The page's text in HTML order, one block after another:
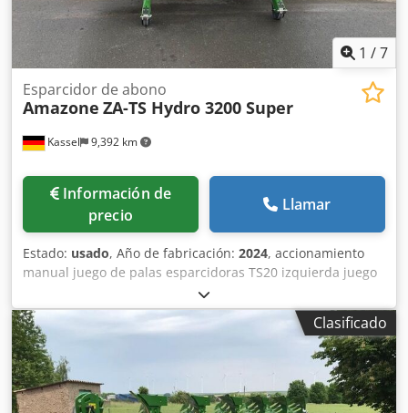
1 /7
Kassel 9,392 km
Esparcidor de abono
Amazone ZA-TS Hydro 3200 Super
Información de
precio
Llamar
Estado: usado, Año de fabricación: 2024, accionamiento
manual juego de palas esparcidoras TS20 izquierda juego
de palas esparcidoras TS20 / derecha accionamiento
hidráulico izquierdo con AutoTS y FlowControl ProfiSPro
accionamiento hidráulico derecho con AutoTS y
FlowControl ProfiSPro disco principal izquierdo con AutoTS
/ disco principal derecho Cedpfx Aotrdzwsqvoha
Clasificado